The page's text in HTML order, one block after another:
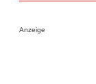
Anzeige